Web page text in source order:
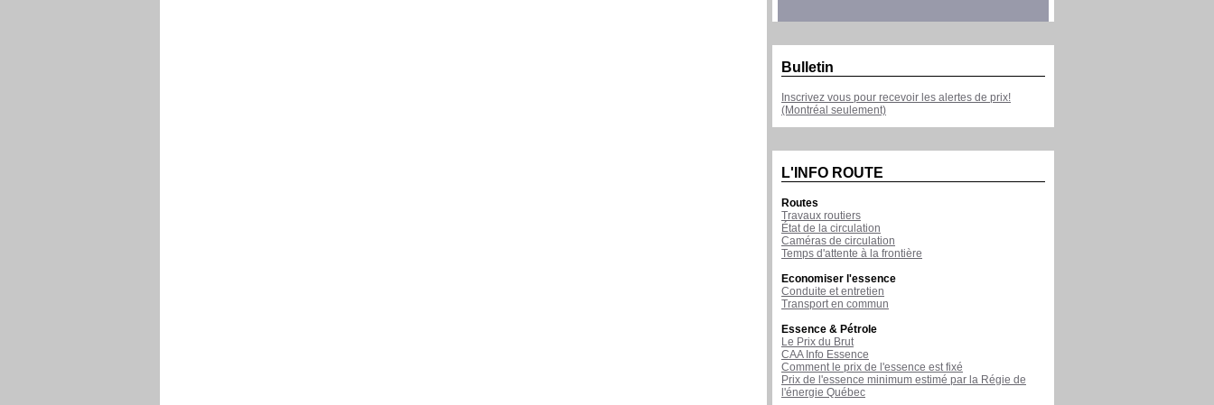
Bulletin
Inscrivez vous pour recevoir les alertes de prix!
(Montréal seulement)
L'INFO ROUTE
Routes
Travaux routiers
État de la circulation
Caméras de circulation
Temps d'attente à la frontière
Economiser l'essence
Conduite et entretien
Transport en commun
Essence & Pétrole
Le Prix du Brut
CAA Info Essence
Comment le prix de l'essence est fixé
Prix de l'essence minimum estimé par la Régie de
l'énergie Québec